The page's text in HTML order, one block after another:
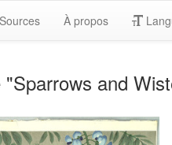
Sources À propos
and